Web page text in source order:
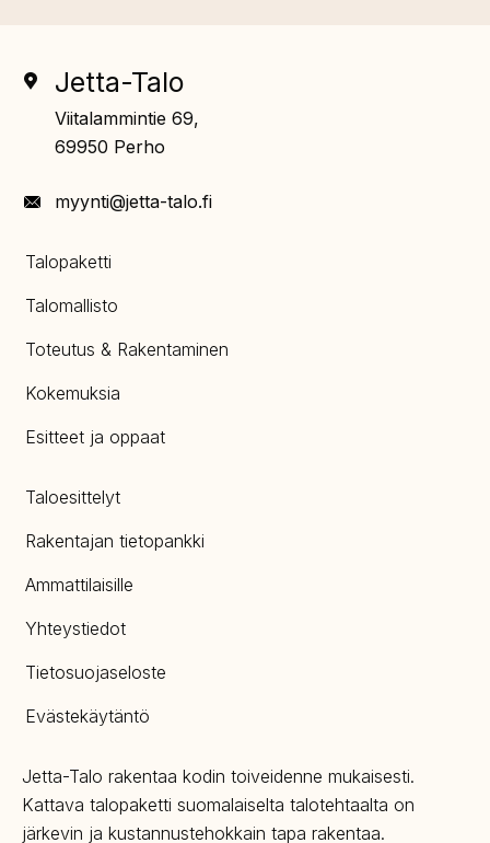
Jetta-Talo
Viitalammintie 69,
69950 Perho
myynti@jetta-talo.fi
Talopaketti
Talomallisto
Toteutus & Rakentaminen
Kokemuksia
Esitteet ja oppaat
Taloesittelyt
Rakentajan tietopankki
Ammattilaisille
Yhteystiedot
Tietosuojaseloste
Evästekäytäntö
Jetta-Talo rakentaa kodin toiveidenne mukaisesti.
Kattava talopaketti suomalaiselta talotehtaalta on
järkevin ja kustannustehokkain tapa rakentaa.